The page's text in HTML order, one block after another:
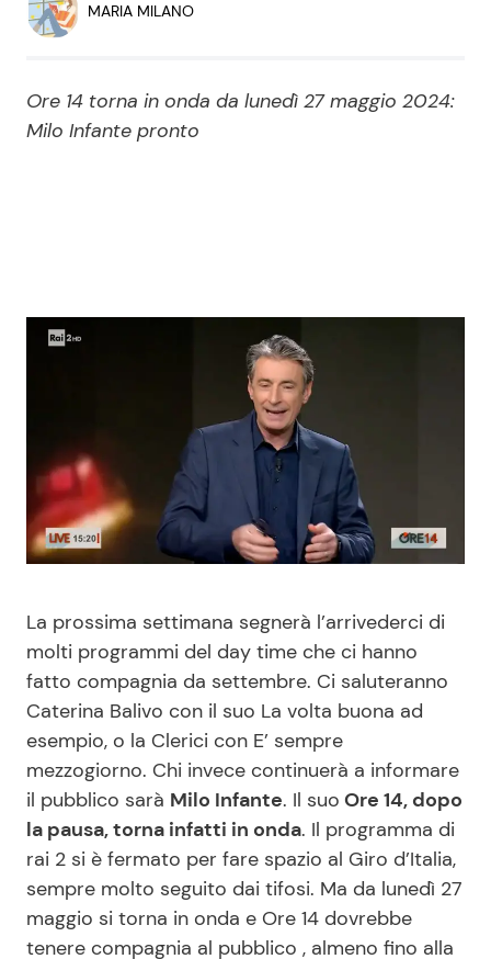
Economia
Persone Scomparse Programmi TV
News Cinema
News Spettacolo
News dal mondo
Benessere
Moda e Style
Mondo Mamma
News benessere
Salute
Viaggi e Turismo
Cucina e Ricette
Dolci
Le Ricette in TV
Primi Piatti
Ricette Facili e Veloci
Ricette Feste
MARIA MILANO
Ore 14 torna in onda da lunedì 27 maggio 2024:
Milo Infante pronto
La prossima settimana segnerà l’arrivederci di
molti programmi del day time che ci hanno
fatto compagnia da settembre. Ci saluteranno
Caterina Balivo con il suo La volta buona ad
esempio, o la Clerici con E’ sempre
mezzogiorno. Chi invece continuerà a informare
il pubblico sarà Milo Infante. Il suo Ore 14, dopo
la pausa, torna infatti in onda. Il programma di
rai 2 si è fermato per fare spazio al Giro d’Italia,
sempre molto seguito dai tifosi. Ma da lunedì 27
maggio si torna in onda e Ore 14 dovrebbe
tenere compagnia al pubblico , almeno fino alla